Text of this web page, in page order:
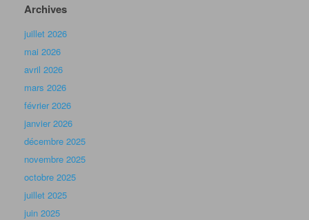
Archives
juillet 2026
mai 2026
avril 2026
mars 2026
février 2026
janvier 2026
décembre 2025
novembre 2025
octobre 2025
juillet 2025
juin 2025